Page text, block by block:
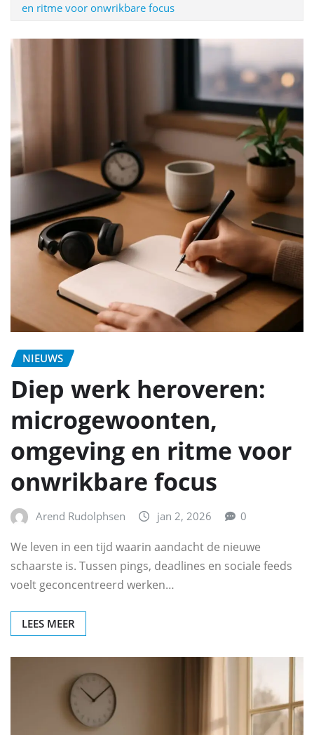
en ritme voor onwrikbare focus
NIEUWS
Diep werk heroveren:
microgewoonten,
omgeving en ritme voor
onwrikbare focus
Arend Rudolphsen jan 2, 2026 0
We leven in een tijd waarin aandacht de nieuwe
schaarste is. Tussen pings, deadlines en sociale feeds
voelt geconcentreerd werken…
LEES MEER